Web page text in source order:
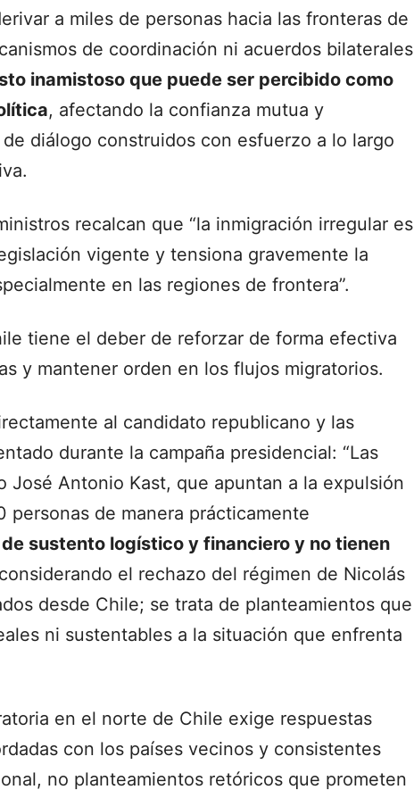
a miles de personas hacia las fronteras de
de coordinación ni acuerdos bilaterales
inamistoso que puede ser percibido como
, afectando la confianza mutua y
diálogo construidos con esfuerzo a lo largo
recalcan que “la inmigración irregular es
vigente y tensiona gravemente la
en las regiones de frontera”.
tiene el deber de reforzar de forma efectiva
y mantener orden en los flujos migratorios.
al candidato republicano y las
durante la campaña presidencial: “Las
José Antonio Kast, que apuntan a la expulsión
personas de manera prácticamente
sustento logístico y financiero y no tienen
el rechazo del régimen de Nicolás
desde Chile; se trata de planteamientos que
ni sustentables a la situación que enfrenta
en el norte de Chile exige respuestas
con los países vecinos y consistentes
no planteamientos retóricos que prometen